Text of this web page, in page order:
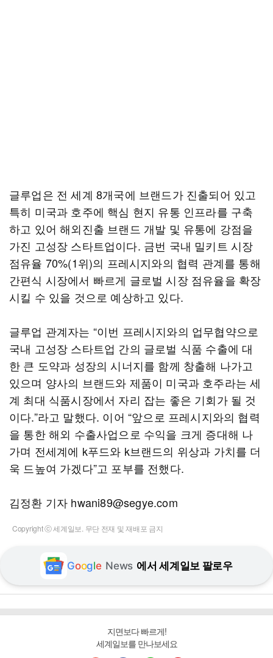
글루업은 전 세계 8개국에 브랜드가 진출되어 있고
특히 미국과 호주에 핵심 현지 유통 인프라를 구축
하고 있어 해외진출 브랜드 개발 및 유통에 강점을
가진 고성장 스타트업이다. 금번 국내 밀키트 시장
점유율 70%(1위)의 프레시지와의 협력 관계를 통해
간편식 시장에서 빠르게 글로벌 시장 점유율을 확장
시킬 수 있을 것으로 예상하고 있다.
글루업 관계자는 “이번 프레시지와의 업무협약으로
국내 고성장 스타트업 간의 글로벌 식품 수출에 대
한 큰 도약과 성장의 시너지를 함께 창출해 나가고
있으며 양사의 브랜드와 제품이 미국과 호주라는 세
계 최대 식품시장에서 자리 잡는 좋은 기회가 될 것
이다.”라고 말했다. 이어 “앞으로 프레시지와의 협력
을 통한 해외 수출사업으로 수익을 크게 증대해 나
가며 전세계에 k푸드와 k브랜드의 위상과 가치를 더
욱 드높여 가겠다”고 포부를 전했다.
김정환 기자 hwani89@segye.com
Copyright ⓒ 세계일보. 무단 전재 및 재배포 금지
Google News 에서 세계일보 팔로우
지면보다 빠르게!
세계일보를 만나보세요